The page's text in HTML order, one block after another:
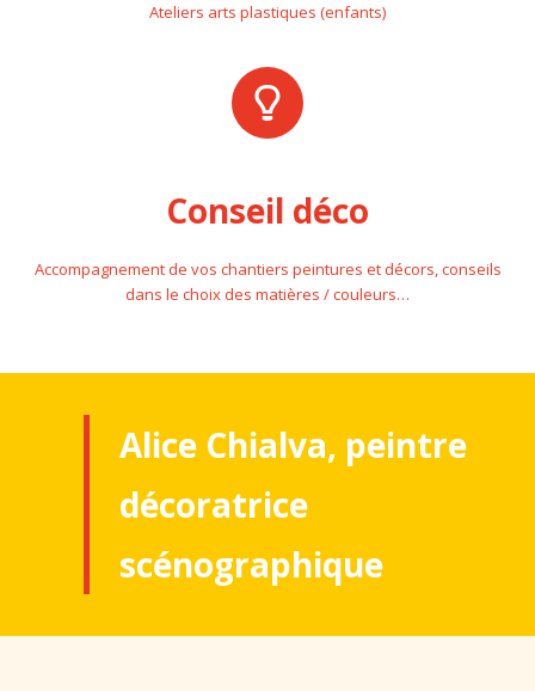
Ateliers arts plastiques (enfants)
Conseil déco
Accompagnement de vos chantiers peintures et décors, conseils
dans le choix des matières / couleurs…
Alice Chialva, peintre
décoratrice
scénographique